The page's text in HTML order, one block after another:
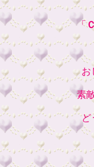
「
お
素
ど